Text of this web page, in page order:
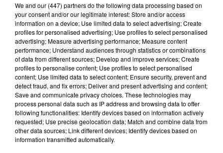
secteur de Fontaine-les-Côteaux, Montoire et Lunay.
Grâce...
A LA UNE Voir plus
We and our (447) partnersdo the following data processing based on
your consent and/or our legitimate interest: Store and/or access
information on a device; Use limited data to select advertising; Create
profiles for personalised advertising; Use profiles to select personalised
advertising; Measure advertising performance; Measure content
performance; Understand audiences through statistics or combinations
of data from different sources; Develop and improve services; Create
profiles to personalise content; Use profiles to select personalised
content; Use limited data to select content; Ensure security, prevent and
detect fraud, and fix errors; Deliver and present advertising and content;
Save and communicate privacy choices. These technologies may
process personal data such as IP address and browsing data to offer
following functionalities: Identify devices based on information actively
requested; Use precise geolocation data; Match and combine data from
other data sources; Link different devices; Identify devices based on
information transmitted automatically.